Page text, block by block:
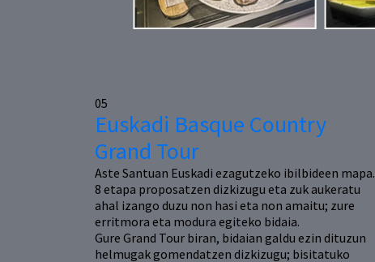
05
Euskadi Basque Country
Grand Tour
Aste Santuan Euskadi ezagutzeko ibilbideen mapa.
8 etapa proposatzen dizkizugu eta zuk aukeratu
ahal izango duzu non hasi eta non amaitu; zure
erritmora eta modura egiteko bidaia.
Gure Grand Tour biran, bidaian galdu ezin dituzun
helmugak gomendatzen dizkizugu; bisitatuko